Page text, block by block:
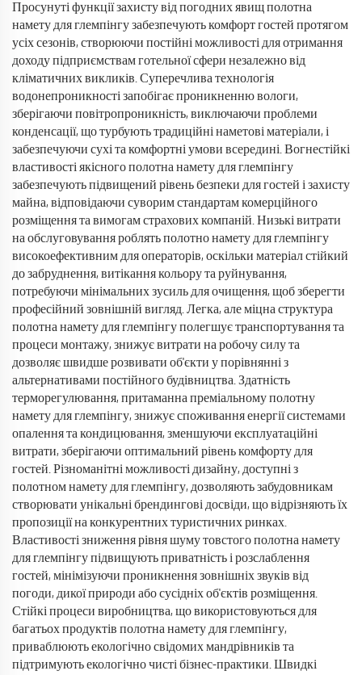
Просунуті функції захисту від погодних явищ полотна
намету для глемпінгу забезпечують комфорт гостей протягом
усіх сезонів, створюючи постійні можливості для отримання
доходу підприємствам готельної сфери незалежно від
кліматичних викликів. Суперечлива технологія
водонепроникності запобігає проникненню вологи,
зберігаючи повітропроникність, виключаючи проблеми
конденсації, що турбують традиційні наметові матеріали, і
забезпечуючи сухі та комфортні умови всередині. Вогнестійкі
властивості якісного полотна намету для глемпінгу
забезпечують підвищений рівень безпеки для гостей і захисту
майна, відповідаючи суворим стандартам комерційного
розміщення та вимогам страхових компаній. Низькі витрати
на обслуговування роблять полотно намету для глемпінгу
високоефективним для операторів, оскільки матеріал стійкий
до забруднення, витікання кольору та руйнування,
потребуючи мінімальних зусиль для очищення, щоб зберегти
професійний зовнішній вигляд. Легка, але міцна структура
полотна намету для глемпінгу полегшує транспортування та
процеси монтажу, знижує витрати на робочу силу та
дозволяє швидше розвивати об'єкти у порівнянні з
альтернативами постійного будівництва. Здатність
терморегулювання, притаманна преміальному полотну
намету для глемпінгу, знижує споживання енергії системами
опалення та кондицювання, зменшуючи експлуатаційні
витрати, зберігаючи оптимальний рівень комфорту для
гостей. Різноманітні можливості дизайну, доступні з
полотном намету для глемпінгу, дозволяють забудовникам
створювати унікальні брендингові досвіди, що відрізняють їх
пропозиції на конкурентних туристичних ринках.
Властивості зниження рівня шуму товстого полотна намету
для глемпінгу підвищують приватність і розслаблення
гостей, мінімізуючи проникнення зовнішніх звуків від
погоди, дикої природи або сусідніх об'єктів розміщення.
Стійкі процеси виробництва, що використовуються для
багатьох продуктів полотна намету для глемпінгу,
приваблюють екологічно свідомих мандрівників та
підтримують екологічно чисті бізнес-практики. Швидкі